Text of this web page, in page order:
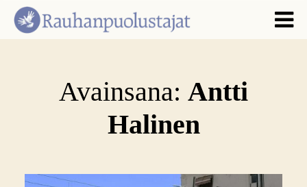
Avainsana: Antti
Halinen